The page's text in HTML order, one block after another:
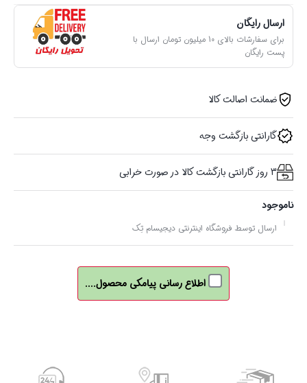
ارسال رایگان
برای سفارشات بالای 10 میلیون تومان ارسال با
پست رایگان
ضمانت اصالت کالا
گارانتی بازگشت وجه
3 روز گارانتی بازگشت کالا در صورت خرابی
ناموجود
ارسال توسط فروشگاه اینترنتی دیجیسام تِک
اطلاع رسانی پیامکی محصول....